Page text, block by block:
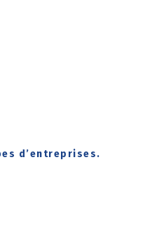
d’entreprises.